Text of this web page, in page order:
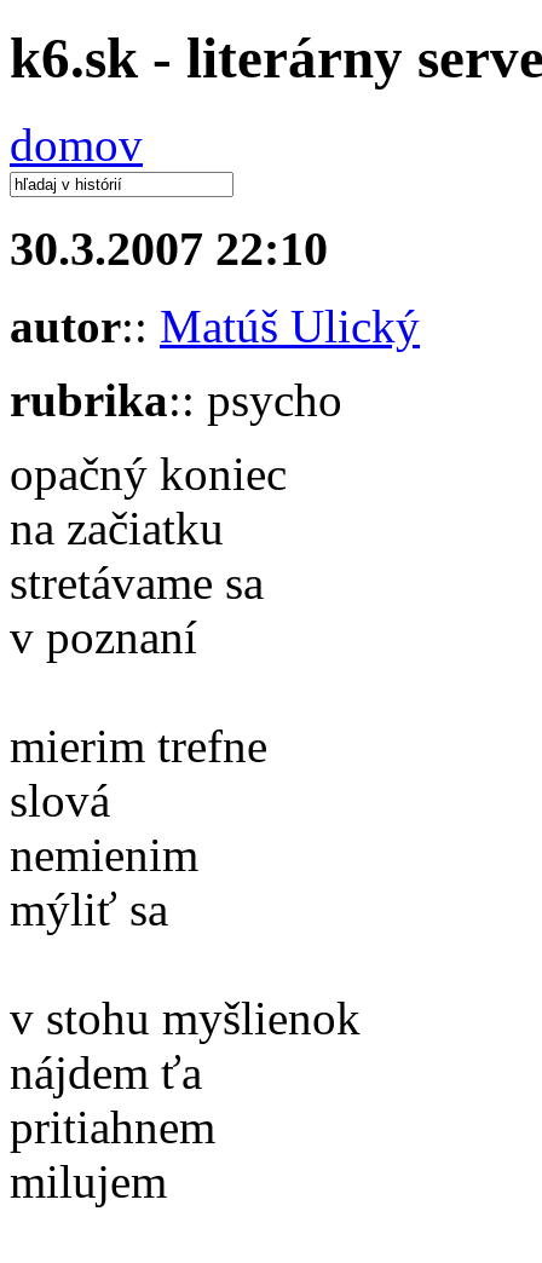
k6.sk - literárny
domov
30.3.2007 22:10
autor:: Matúš Ulický
rubrika:: psycho
opačný koniec
na začiatku
stretávame sa
v poznaní
mierim trefne
slová
nemienim
mýliť sa
v stohu myšlienok
nájdem ťa
pritiahnem
milujem